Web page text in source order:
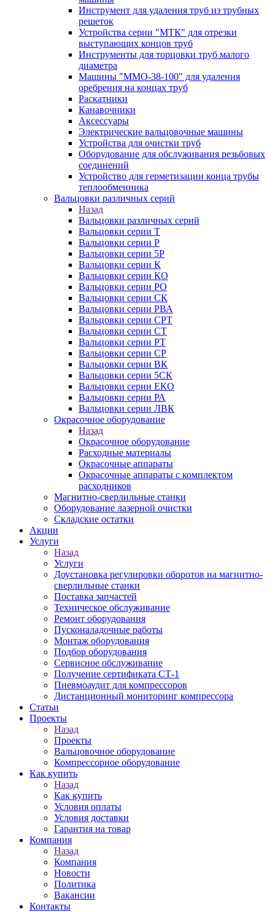
Инструмент для удаления труб из трубных
решеток
Устройства серии "МТК" для отрезки
выступающих концов труб
Инструменты для торцовки труб малого
диаметра
Машины "ММО-38-100" для удаления
оребрения на концах труб
Раскатники
Канавочники
Аксессуары
Электрические вальцовочные машины
Устройства для очистки труб
Оборудование для обслуживания резьбовых
соединений
Устройство для герметизации конца трубы
теплообменника
Вальцовки различных серий
Назад
Вальцовки различных серий
Вальцовки серии Т
Вальцовки серии Р
Вальцовки серии 5Р
Вальцовки серии К
Вальцовки серии КО
Вальцовки серии РО
Вальцовки серии СК
Вальцовки серии РВА
Вальцовки серии СРТ
Вальцовки серии СТ
Вальцовки серии РТ
Вальцовки серии СР
Вальцовки серии ВК
Вальцовки серии 5СК
Вальцовки серии ЕКО
Вальцовки серии РА
Вальцовки серии ЛВК
Окрасочное оборудование
Назад
Окрасочное оборудование
Расходные материалы
Окрасочные аппараты
Окрасочные аппараты с комплектом
расходников
Магнитно-сверлильные станки
Оборудование лазерной очистки
Складские остатки
Акции
Услуги
Назад
Услуги
Доустановка регулировки оборотов на магнитно-
сверлильные станки
Поставка запчастей
Техническое обслуживание
Ремонт оборудования
Пусконаладочные работы
Монтаж оборудования
Подбор оборудования
Сервисное обслуживание
Получение сертификата СТ-1
Пневмоаудит для компрессоров
Дистанционный мониторинг компрессора
Статьи
Проекты
Назад
Проекты
Вальцовочное оборудование
Компрессорное оборудование
Как купить
Назад
Как купить
Условия оплаты
Условия доставки
Гарантия на товар
Компания
Назад
Компания
Новости
Политика
Вакансии
Контакты